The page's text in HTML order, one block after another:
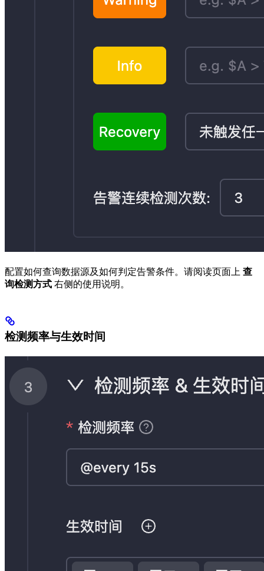
配置如何查询数据源及如何判定告警条件。请阅读页面上 查
询检测方式 右侧的使用说明。
检测频率与生效时间